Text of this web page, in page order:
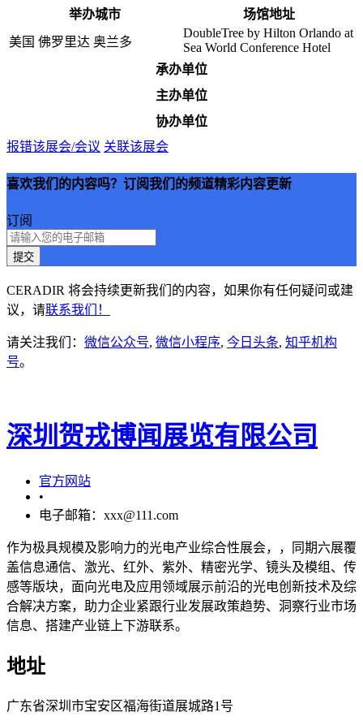
举办城市
场馆地址
美国 佛罗里达 奥兰多
DoubleTree by Hilton Orlando at
Sea World Conference Hotel
承办单位
主办单位
协办单位
报错该展会/会议 关联该展会
喜欢我们的内容吗？订阅我们的频道精彩内容更新
订阅
提交
CERADIR 将会持续更新我们的内容，如果你有任何疑问或建
议，请联系我们！
请关注我们： 微信公众号, 微信小程序, 今日头条, 知乎机构
号。
深圳贺戎博闻展览有限公司
官方网站
•
电子邮箱：xxx@111.com
作为极具规模及影响力的光电产业综合性展会，，同期六展覆
盖信息通信、激光、红外、紫外、精密光学、镜头及模组、传
感等版块，面向光电及应用领域展示前沿的光电创新技术及综
合解决方案，助力企业紧跟行业发展政策趋势、洞察行业市场
信息、搭建产业链上下游联系。
地址
广东省深圳市宝安区福海街道展城路1号